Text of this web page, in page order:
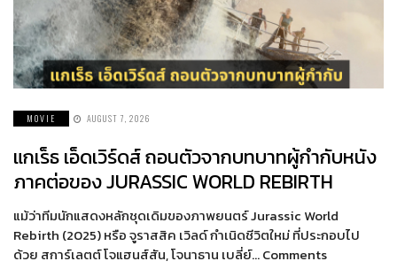
MOVIE AUGUST 7, 2026
แกเร็ธ เอ็ดเวิร์ดส์ ถอนตัวจากบทบาทผู้กำกับหนัง
ภาคต่อของ JURASSIC WORLD REBIRTH
แม้ว่าทีมนักแสดงหลักชุดเดิมของภาพยนตร์ Jurassic World
Rebirth (2025) หรือ จูราสสิค เวิลด์ กำเนิดชีวิตใหม่ ที่ประกอบไป
ด้วย สการ์เลตต์ โจแฮนส์สัน, โจนาธาน เบลี่ย์… Comments